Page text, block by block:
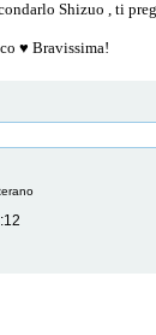
Shizuo , ti
♥ Bravissima!